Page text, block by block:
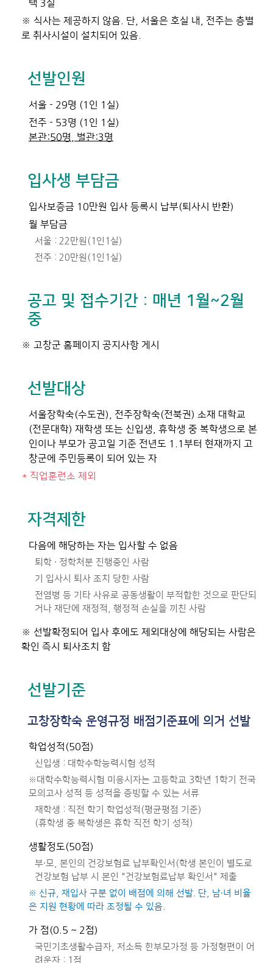
택 3실
※ 식사는 제공하지 않음. 단, 서울은 호실 내, 전주는 층별
로 취사시설이 설치되어 있음.
선발인원
서울 - 29명 (1인 1실)
전주 - 53명 (1인 1실)
본관:50명, 별관:3명
입사생 부담금
입사보증금 10만원 입사 등록시 납부(퇴사시 반환)
월 부담금
서울 : 22만원(1인1실)
전주 : 20만원(1인1실)
공고 및 접수기간 : 매년 1월~2월
중
※ 고창군 홈페이지 공지사항 게시
선발대상
서울장학숙(수도권), 전주장학숙(전북권) 소재 대학교
(전문대학) 재학생 또는 신입생, 휴학생 중 복학생으로 본
인이나 부모가 공고일 기준 전년도 1.1부터 현재까지 고
창군에 주민등록이 되어 있는 자
* 직업훈련소 제외
자격제한
다음에 해당하는 자는 입사할 수 없음
퇴학 · 정학처분 진행중인 사람
기 입사시 퇴사 조치 당한 사람
전염병 등 기타 사유로 공동생활이 부적합한 것으로 판단되
거나 재단에 재정적, 행정적 손실을 끼친 사람
※ 선발확정되어 입사 후에도 제외대상에 해당되는 사람은
확인 즉시 퇴사조치 함
선발기준
고창장학숙 운영규정 배점기준표에 의거 선발
학업성적(50점)
신입생 : 대학수학능력시험 성적
※대학수학능력시험 미응시자는 고등학교 3학년 1학기 전국
모의고사 성적 등 성적을 증빙할 수 있는 서류
재학생 : 직전 학기 학업성적(평균평점 기준)
(휴학생 중 복학생은 휴학 직전 학기 성적)
생활정도(50점)
부·모, 본인의 건강보험료 납부확인서(학생 본인이 별도로
건강보험 납부 시 본인 "건강보험료납부 확인서" 제출
※ 신규, 재입사 구분 없이 배점에 의해 선발. 단, 남·녀 비율
은 지원 현황에 따라 조정될 수 있음.
가 점(0.5 ~ 2점)
국민기초생활수급자, 저소득 한부모가정 등 가정형편이 어
려운자 : 1점